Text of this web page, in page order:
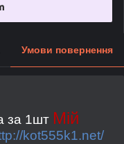
Умови повернення
за 1шт Мій
kot555k1.net/